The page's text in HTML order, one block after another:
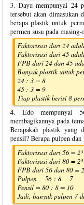
3. Dayu mempunyai 24
tersebut akan dimasukan
berapa plastik untuk
permen susu pada
Faktorisasi dari 24
Faktorisasi dari 45
FPB dari 24 dan 45
Banyak plastik untuk
24 : 3 = 8
45 : 3 = 9
Tiap plastik berisi 8
4. Edo mempunyai
membagikannya pada
Berapakah plastik yang
pensil? Berapa pulpen
Faktorisasi dari 56 =
Faktorisasi dari 80 =
FPB dari 56 dan 80 =
Pulpen = 56 : 8 = 7
Pensil = 80 : 8 = 10
Jadi, banyak pulpen 7